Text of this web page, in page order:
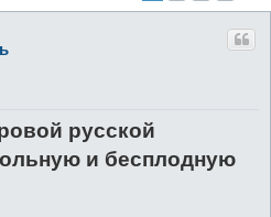
русской
и бесплодную